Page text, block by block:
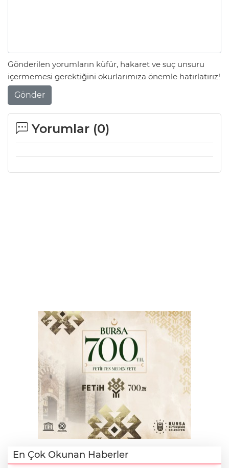
Gönderilen yorumların küfür, hakaret ve suç unsuru
içermemesi gerektiğini okurlarımıza önemle hatırlatırız!
Gönder
Yorumlar (0)
En Çok Okunan Haberler